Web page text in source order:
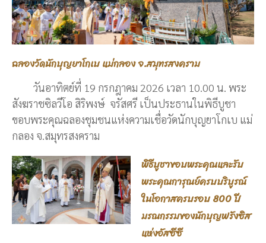
ฉลองวัดนักบุญยาโกเบ แม่กลอง จ.สมุทรสงคราม
วันอาทิตย์ที่ 19 กรกฎาคม 2026 เวลา 10.00 น. พระ
สังฆราชซิลวีโอ สิริพงษ์ จรัสศรี เป็นประธานในพิธีบูชา
ขอบพระคุณฉลองชุมชนแห่งความเชื่อวัดนักบุญยาโกเบ แม่
กลอง จ.สมุทรสงคราม
พิธีบูชาขอบพระคุณและรับ
พระคุณการุณย์ครบบริบูรณ์
ในโอกาสครบรอบ 800 ปี
มรณกรรมของนักบุญฟรังซิส
แห่งอัสซีซี